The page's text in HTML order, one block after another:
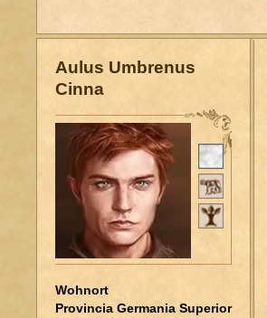
Aulus Umbrenus
Cinna
Pers. Status
Stand
Patria Potestas
Ordo
Wohnort
Provincia Germania Superior